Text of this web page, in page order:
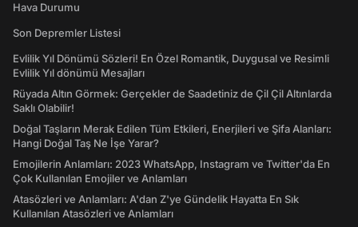
Hava Durumu
Son Depremler Listesi
Evlilik Yıl Dönümü Sözleri! En Özel Romantik, Duygusal ve Resimli
Evlilik Yıl dönümü Mesajları
Rüyada Altın Görmek: Gerçekler de Saadetiniz de Çil Çil Altınlarda
Saklı Olabilir!
Doğal Taşların Merak Edilen Tüm Etkileri, Enerjileri ve Şifa Alanları:
Hangi Doğal Taş Ne İşe Yarar?
Emojilerin Anlamları: 2023 WhatsApp, Instagram ve Twitter'da En
Çok Kullanılan Emojiler ve Anlamları
Atasözleri ve Anlamları: A'dan Z'ye Gündelik Hayatta En Sık
Kullanılan Atasözleri ve Anlamları